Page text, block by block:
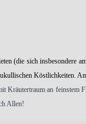
(die sich insbesondere
Köstlichkeiten.
Kräutertraum an feinstem
Allen!